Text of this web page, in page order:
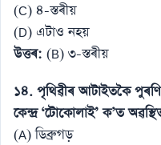
(C) ৪-স্তৰীয়
(D) এটাও নহয়
উত্তৰ: (B) ৩-স্তৰীয়
১৪. পৃথিৱীৰ আটাইতকৈ
কেন্দ্ৰ ‘টোকোলাই’ ক’ত
(A) ডিব্ৰুগড়